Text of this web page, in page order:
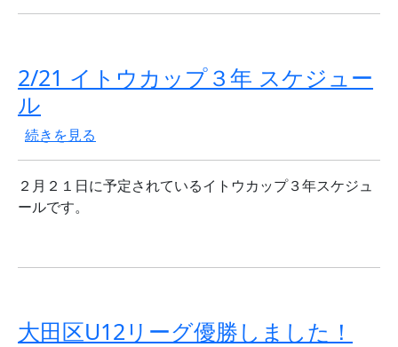
2/21 イトウカップ３年 スケジュー
ル
2/21 イトウカップ３年 スケジュール の
続きを見る
２月２１日に予定されているイトウカップ３年スケジュ
ールです。
大田区U12リーグ優勝しました！